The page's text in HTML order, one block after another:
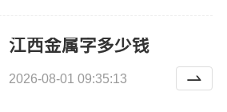
江西金属字多少钱
2026-08-01 09:35:13